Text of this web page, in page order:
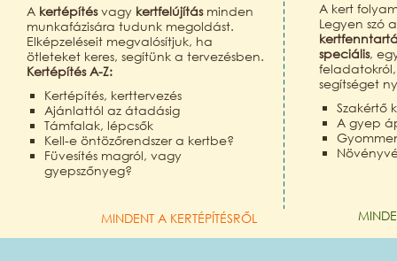
A kertépítésvagy kertfelújításminden
munkafázisára tudunk megoldást.
Elképzeléseit megvalósítjuk, ha
ötleteket keres, segítünk a tervezésben.
Kertépítés A-Z:
Kertépítés, kerttervezés
Ajánlattól az átadásig
Támfalak, lépcsők
Kell-e öntözőrendszer a kertbe?
Füvesítés magról, vagy
gyepszőnyeg?
MINDENT A KERTÉPÍTÉSRŐL
A kert
Legyen szó
speciális,
segítséget
Szakértő
A gyep